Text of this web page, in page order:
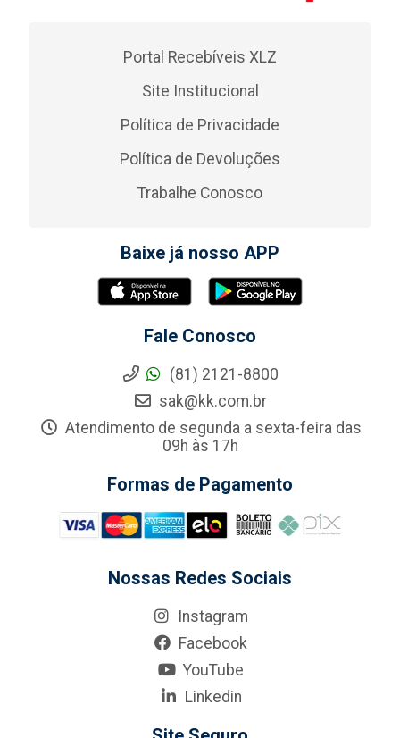
Portal Recebíveis XLZ
Site Institucional
Política de Privacidade
Política de Devoluções
Trabalhe Conosco
Baixe já nosso APP
Fale Conosco
(81) 2121-8800
sak@kk.com.br
Atendimento de segunda a sexta-feira das
09h às 17h
Formas de Pagamento
Nossas Redes Sociais
Instagram
Facebook
YouTube
Linkedin